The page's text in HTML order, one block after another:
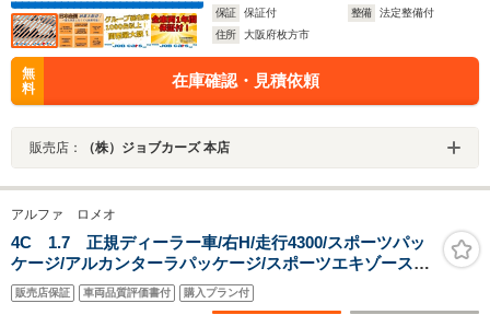
保証
保証付 整備
法定整備付
住所
大阪府枚方市
無
料
在庫確認・見積依頼
販売店： （株）ジョブカーズ 本店
アルファ ロメオ
4C 1.7 正規ディーラー車/右H/走行4300/スポーツパッ
ケージ/アルカンターラパッケージ/スポーツエキゾース
ト/F18・R19アルミホイール/スポーツサスペンション/カ
ーボンヘッドライト加飾/外装色マドレペルラホワイト
販売店保証 車両品質評価書付 購入プラン付